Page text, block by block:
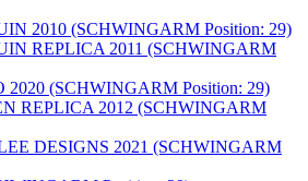
2010 (SCHWINGARM Position: 29)
REPLICA 2011 (SCHWINGARM
2020 (SCHWINGARM Position: 29)
REPLICA 2012 (SCHWINGARM
DESIGNS 2021 (SCHWINGARM